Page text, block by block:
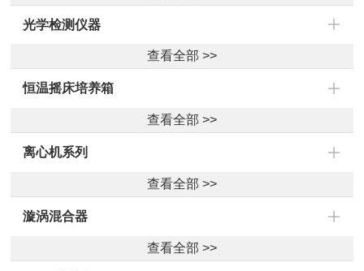
光学检测仪器
查看全部 >>
恒温摇床培养箱
查看全部 >>
离心机系列
查看全部 >>
漩涡混合器
查看全部 >>